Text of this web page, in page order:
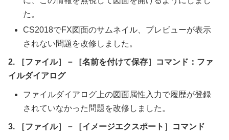
た。
CS2018でFX図面のサムネイル、プレビューが表示
されない問題を改修しました。
2. ［ファイル］－［名前を付けて保存］コマンド：ファ
イルダイアログ
ファイルダイアログ上の図面属性入力で履歴が登録
されていなかった問題を改修しました。
3. ［ファイル］－［イメージエクスポート］コマンド